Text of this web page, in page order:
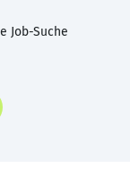
Job-Suche